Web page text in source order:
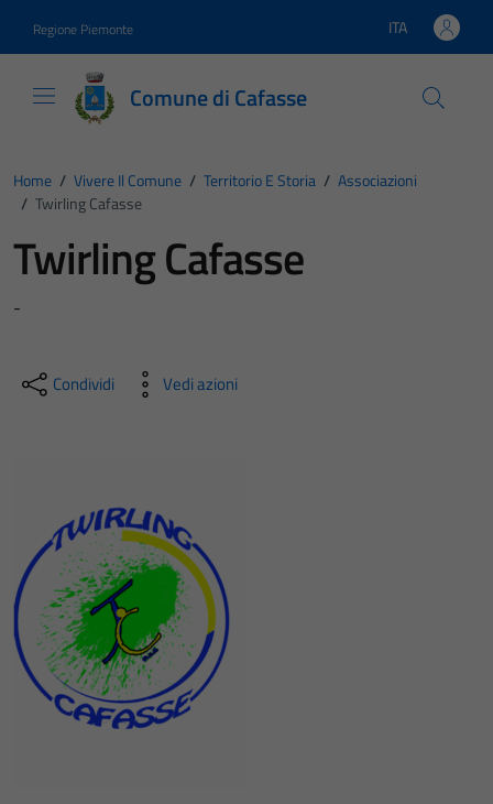
Regione Piemonte Lingua attiva:
ITA
Comune di Cafasse
Home / Vivere Il Comune / Territorio E Storia / Associazioni
/ Twirling Cafasse
Twirling Cafasse
-
Condividi Vedi azioni